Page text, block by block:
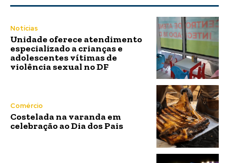
Notícias
Unidade oferece atendimento
especializado a crianças e
adolescentes vítimas de
violência sexual no DF
Comércio
Costelada na varanda em
celebração ao Dia dos Pais